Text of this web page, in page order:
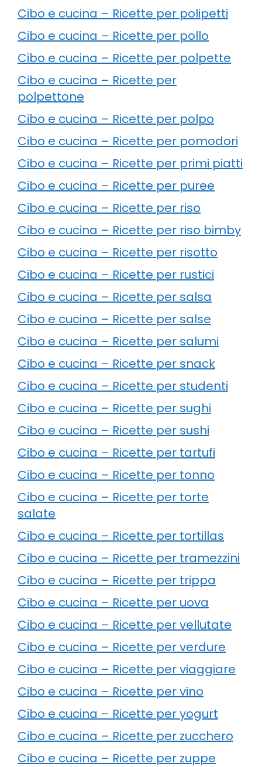
Cibo e cucina – Ricette per polipetti
Cibo e cucina – Ricette per pollo
Cibo e cucina – Ricette per polpette
Cibo e cucina – Ricette per
polpettone
Cibo e cucina – Ricette per polpo
Cibo e cucina – Ricette per pomodori
Cibo e cucina – Ricette per primi piatti
Cibo e cucina – Ricette per puree
Cibo e cucina – Ricette per riso
Cibo e cucina – Ricette per riso bimby
Cibo e cucina – Ricette per risotto
Cibo e cucina – Ricette per rustici
Cibo e cucina – Ricette per salsa
Cibo e cucina – Ricette per salse
Cibo e cucina – Ricette per salumi
Cibo e cucina – Ricette per snack
Cibo e cucina – Ricette per studenti
Cibo e cucina – Ricette per sughi
Cibo e cucina – Ricette per sushi
Cibo e cucina – Ricette per tartufi
Cibo e cucina – Ricette per tonno
Cibo e cucina – Ricette per torte
salate
Cibo e cucina – Ricette per tortillas
Cibo e cucina – Ricette per tramezzini
Cibo e cucina – Ricette per trippa
Cibo e cucina – Ricette per uova
Cibo e cucina – Ricette per vellutate
Cibo e cucina – Ricette per verdure
Cibo e cucina – Ricette per viaggiare
Cibo e cucina – Ricette per vino
Cibo e cucina – Ricette per yogurt
Cibo e cucina – Ricette per zucchero
Cibo e cucina – Ricette per zuppe